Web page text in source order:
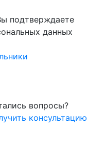
подтверждаете
данных
вопросы?
консультацию